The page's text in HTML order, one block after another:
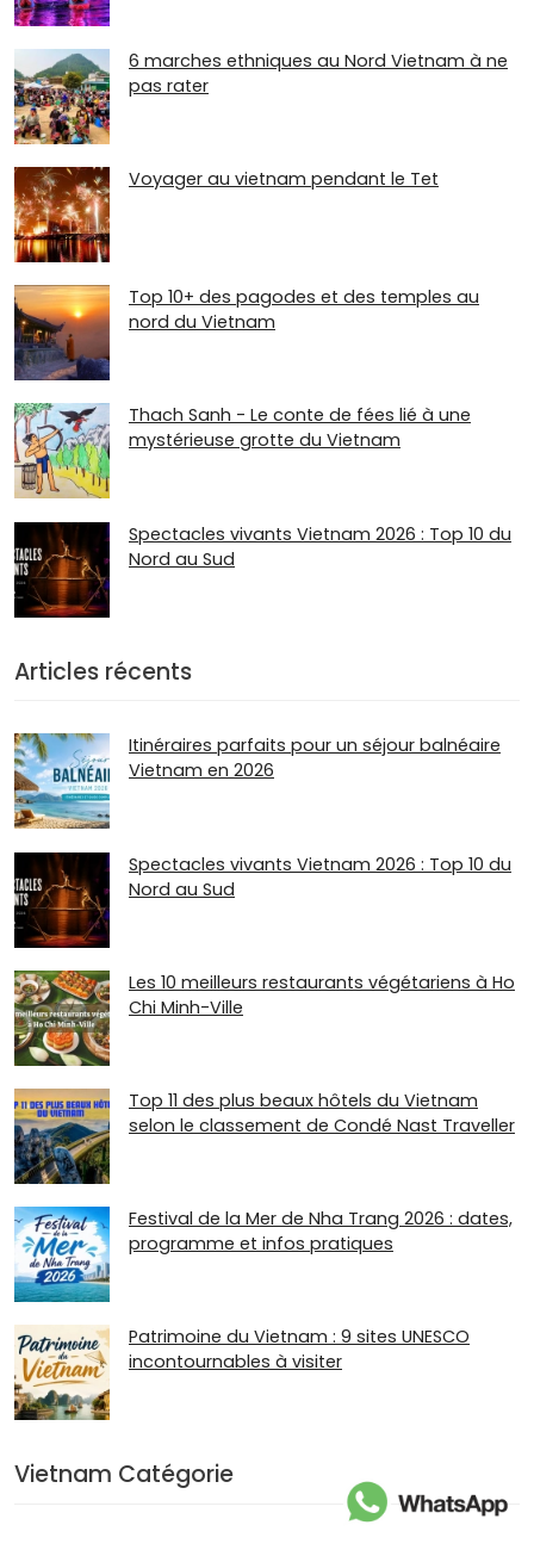
6 marches ethniques au Nord Vietnam à ne
pas rater
Voyager au vietnam pendant le Tet
Top 10+ des pagodes et des temples au
nord du Vietnam
Thach Sanh - Le conte de fées lié à une
mystérieuse grotte du Vietnam
Spectacles vivants Vietnam 2026 : Top 10 du
Nord au Sud
Articles récents
Itinéraires parfaits pour un séjour balnéaire
Vietnam en 2026
Spectacles vivants Vietnam 2026 : Top 10 du
Nord au Sud
Les 10 meilleurs restaurants végétariens à Ho
Chi Minh-Ville
Top 11 des plus beaux hôtels du Vietnam
selon le classement de Condé Nast Traveller
Festival de la Mer de Nha Trang 2026 : dates,
programme et infos pratiques
Patrimoine du Vietnam : 9 sites UNESCO
incontournables à visiter
Vietnam Catégorie